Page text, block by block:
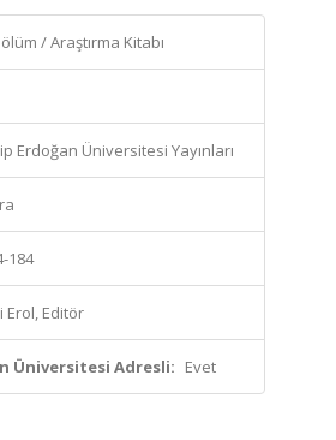
/ Araştırma Kitabı
Erdoğan Üniversitesi Yayınları
184
Erol, Editör
Üniversitesi Adresli: Evet